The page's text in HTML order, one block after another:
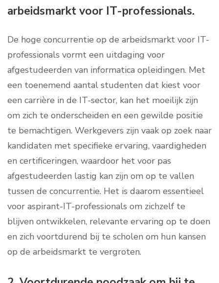
arbeidsmarkt voor IT-professionals.
De hoge concurrentie op de arbeidsmarkt voor IT-
professionals vormt een uitdaging voor
afgestudeerden van informatica opleidingen. Met
een toenemend aantal studenten dat kiest voor
een carrière in de IT-sector, kan het moeilijk zijn
om zich te onderscheiden en een gewilde positie
te bemachtigen. Werkgevers zijn vaak op zoek naar
kandidaten met specifieke ervaring, vaardigheden
en certificeringen, waardoor het voor pas
afgestudeerden lastig kan zijn om op te vallen
tussen de concurrentie. Het is daarom essentieel
voor aspirant-IT-professionals om zichzelf te
blijven ontwikkelen, relevante ervaring op te doen
en zich voortdurend bij te scholen om hun kansen
op de arbeidsmarkt te vergroten.